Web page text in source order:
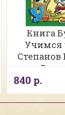
Книга
Учимся
Степанов
840 р.